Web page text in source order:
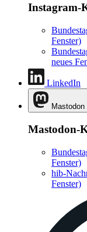
Instagram-
Fenster)
neues
LinkedIn
Mastodon
Mastodon-
Fenster)
hib-
Fenster)